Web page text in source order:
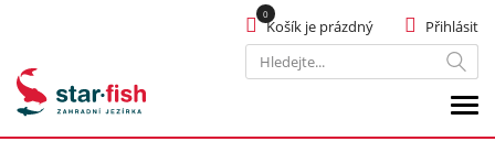
Hledat
Přihlásit
Košík je prázdný